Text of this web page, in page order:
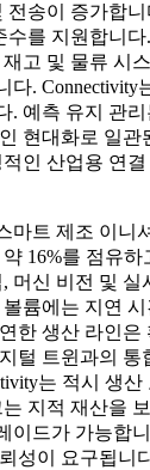
전송이 증가합
수를 지원합니
고 및 물류 시
다. Connectivity
. 예측 유지 관
현대화로 일관
인 산업용 연
마트 제조 이니
16%를 점유하
머신 비전 및 실
륨에는 지연 시
한 생산 라인은
털 트윈과의 통
는 적시 생산
지적 재산을
이드가 가능합
성이 요구됩니